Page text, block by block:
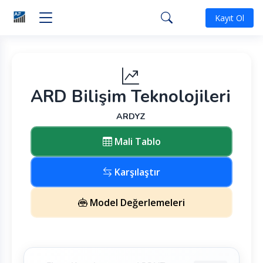
Kayıt Ol
ARD Bilişim Teknolojileri
ARDYZ
Mali Tablo
Karşılaştır
Model Değerlemeleri